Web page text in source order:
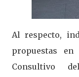
Al respecto,
propuestas
Consultivo